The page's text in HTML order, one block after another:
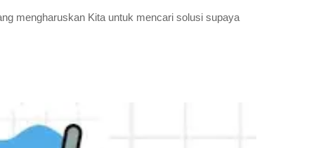
mengharuskan Kita untuk mencari solusi supaya